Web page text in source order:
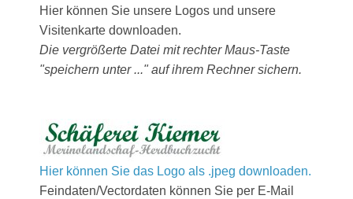
Hier können Sie unsere Logos und unsere
Visitenkarte downloaden.
Die vergrößerte Datei mit rechter Maus-Taste
"speichern unter ..." auf ihrem Rechner sichern.
Hier können Sie das Logo als .jpeg downloaden.
Feindaten/Vectordaten können Sie per E-Mail